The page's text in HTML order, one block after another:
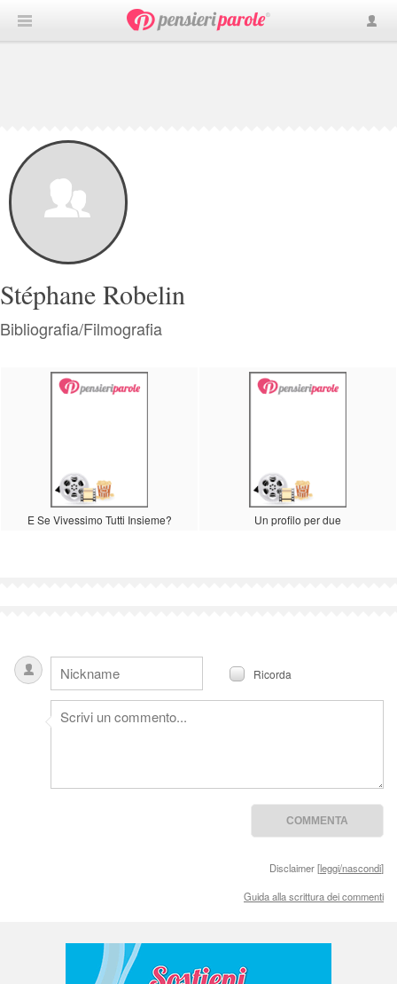
Stéphane Robelin
Bibliografia/Filmografia
E Se Vivessimo Tutti Insieme? Un profilo per due
Ricorda
Disclaimer [leggi/nascondi]
Guida alla scrittura dei commenti